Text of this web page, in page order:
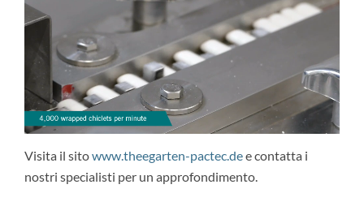
Visita il sitowww.theegarten-pactec.dee contatta i
nostri specialisti per un approfondimento.